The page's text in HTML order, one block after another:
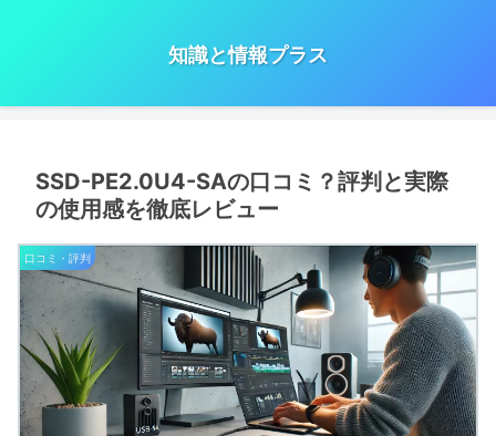
知識と情報プラス
SSD-PE2.0U4-SAの口コミ？評判と実際
の使用感を徹底レビュー
口コミ・評判